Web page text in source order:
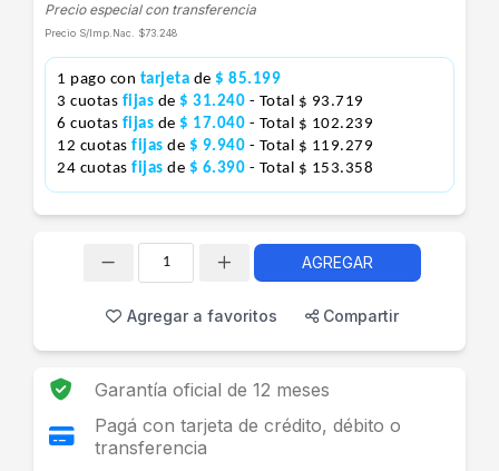
Precio especial con transferencia
Precio S/Imp.Nac. $73.248
1 pago con tarjeta de $ 85.199
3 cuotas fijas de $ 31.240 - Total $ 93.719
6 cuotas fijas de $ 17.040 - Total $ 102.239
12 cuotas fijas de $ 9.940 - Total $ 119.279
24 cuotas fijas de $ 6.390 - Total $ 153.358
AGREGAR
Agregar a favoritos Compartir
Garantía oficial de 12 meses
Pagá con tarjeta de crédito, débito o
transferencia